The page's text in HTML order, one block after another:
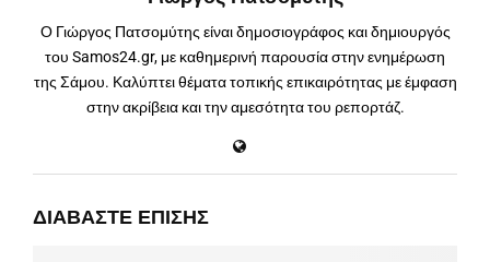
Ο Γιώργος Πατσομύτης είναι δημοσιογράφος και δημιουργός
του Samos24.gr, με καθημερινή παρουσία στην ενημέρωση
της Σάμου. Καλύπτει θέματα τοπικής επικαιρότητας με έμφαση
στην ακρίβεια και την αμεσότητα του ρεπορτάζ.
ΔΙΑΒΆΣΤΕ ΕΠΊΣΗΣ